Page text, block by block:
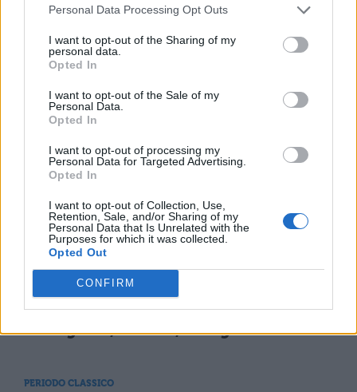
Personal Data Processing Opt Outs
I want to opt-out of the Sharing of my
personal data.
Opted In
I want to opt-out of the Sale of my
Personal Data.
Opted In
I want to opt-out of processing my
Personal Data for Targeted Advertising.
Opted In
I want to opt-out of Collection, Use,
Retention, Sale, and/or Sharing of my
Personal Data that Is Unrelated with the
Purposes for which it was collected.
Opted Out
CONFIRM
Ecco poi tenergli dietro quei gradevoli
scrittori come un Clodio o un Asellione,
neppure paragonabili a Celio, ma piuttosto
alla incertezza ed alla rozzezza, degli
antichi.
TI POTREBBE INTERESSARE
De Legibus, Libro 1, Paragrafo 9
PERIODO CLASSICO